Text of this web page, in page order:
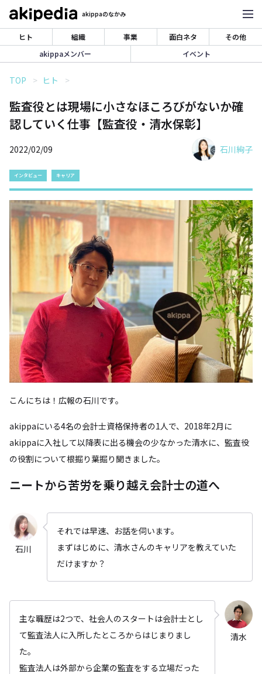
akippaのなかみ
ヒト 組織 事業 面白ネタ
その他
akippaメンバー
イベント
TOP ヒト
監査役とは現場に小さなほころびがないか確
認していく仕事【監査役・清水保彰】
2022/02/09 石川絢子
インタビュー キャリア
こんにちは！広報の石川です。
akippaにいる4名の会計士資格保持者の1人で、2018年2月に
akippaに入社して以降表に出る機会の少なかった清水に、監査役
の役割について根掘り葉掘り聞きました。
ニートから苦労を乗り越え会計士の道へ
石川
それでは早速、お話を伺います。
まずはじめに、清水さんのキャリアを教えていた
だけますか？
主な職歴は2つで、社会人のスタートは会計士とし
て監査法人に入所したところからはじまりまし
た。
監査法人は外部から企業の監査をする立場だった
清水